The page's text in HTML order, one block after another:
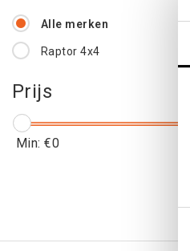
Alle merken
Raptor 4x4
Prijs
Min: €0